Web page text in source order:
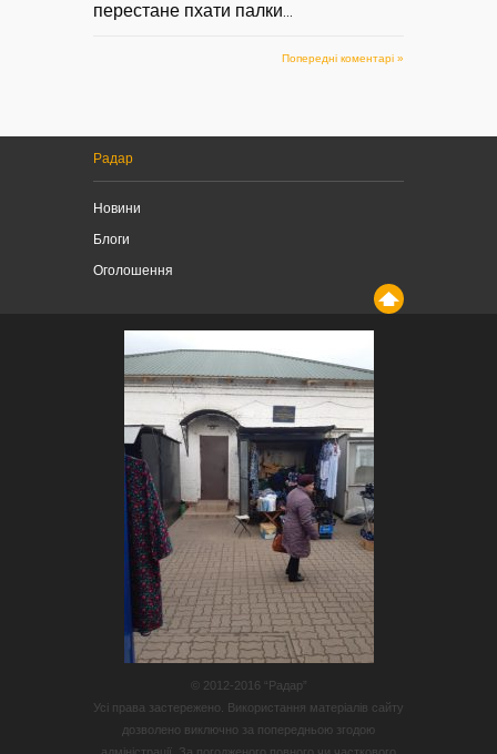
перестане пхати палки
Попередні коментарі »
Радар
Новини
Блоги
Оголошення
© 2012-2016 “Радар”
Усі права застережено. Використання матеріалів сайту
дозволено виключно за попередньою згодою